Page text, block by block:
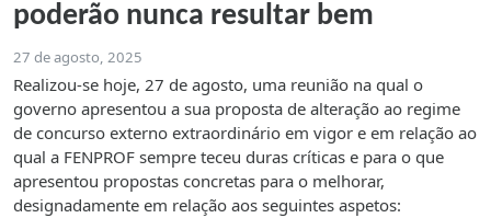
poderão nunca resultar bem
27 de agosto, 2025
Realizou-se hoje, 27 de agosto, uma reunião na qual o
governo apresentou a sua proposta de alteração ao regime
de concurso externo extraordinário em vigor e em relação ao
qual a FENPROF sempre teceu duras críticas e para o que
apresentou propostas concretas para o melhorar,
designadamente em relação aos seguintes aspetos: